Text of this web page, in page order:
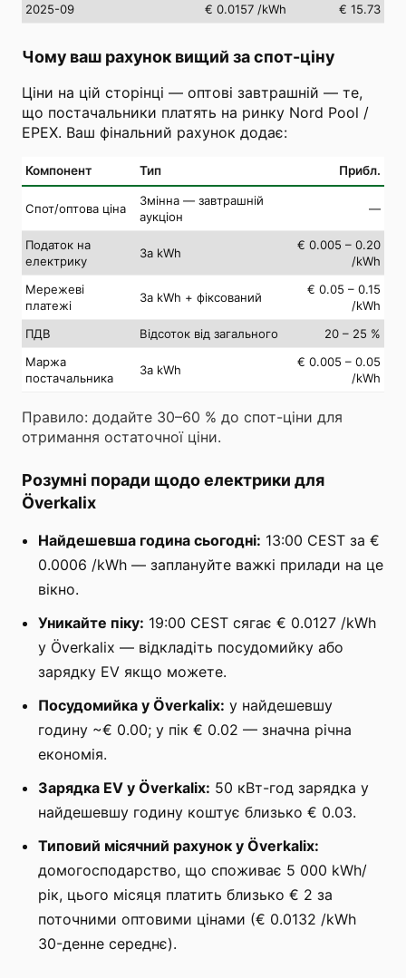
2025-09
€ 0.0157 /kWh € 15.73
Чому ваш рахунок вищий за спот-ціну
Ціни на цій сторінці — оптові завтрашній — те,
що постачальники платять на ринку Nord Pool /
EPEX. Ваш фінальний рахунок додає:
Компонент Тип Прибл.
Спот/оптова ціна
Змінна — завтрашній
аукціон
—
Податок на
електрику
За kWh
€ 0.005 – 0.20
/kWh
Мережеві
платежі
За kWh + фіксований
€ 0.05 – 0.15
/kWh
ПДВ
Відсоток від загального
20 – 25 %
Маржа
постачальника
За kWh
€ 0.005 – 0.05
/kWh
Правило: додайте 30–60 % до спот-ціни для
отримання остаточної ціни.
Розумні поради щодо електрики для
Överkalix
Найдешевша година сьогодні: 13:00 CEST за €
0.0006 /kWh — заплануйте важкі прилади на це
вікно.
Уникайте піку: 19:00 CEST сягає € 0.0127 /kWh
у Överkalix — відкладіть посудомийку або
зарядку EV якщо можете.
Посудомийка у Överkalix: у найдешевшу
годину ~€ 0.00; у пік € 0.02 — значна річна
економія.
Зарядка EV у Överkalix: 50 кВт-год зарядка у
найдешевшу годину коштує близько € 0.03.
Типовий місячний рахунок у Överkalix:
домогосподарство, що споживає 5 000 kWh/
рік, цього місяця платить близько € 2 за
поточними оптовими цінами (€ 0.0132 /kWh
30-денне середнє).